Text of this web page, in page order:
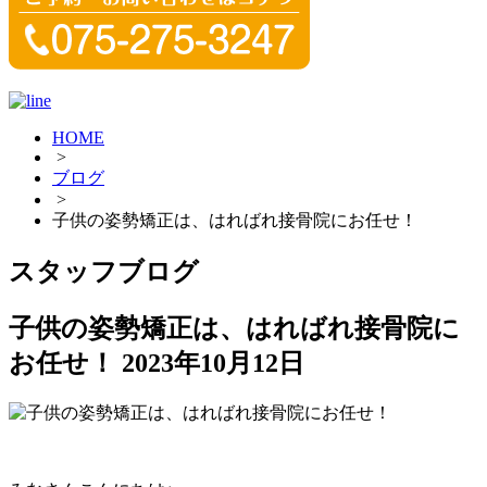
HOME
>
ブログ
>
子供の姿勢矯正は、はればれ接骨院にお任せ！
スタッフブログ
子供の姿勢矯正は、はればれ接骨院に
お任せ！
2023年10月12日